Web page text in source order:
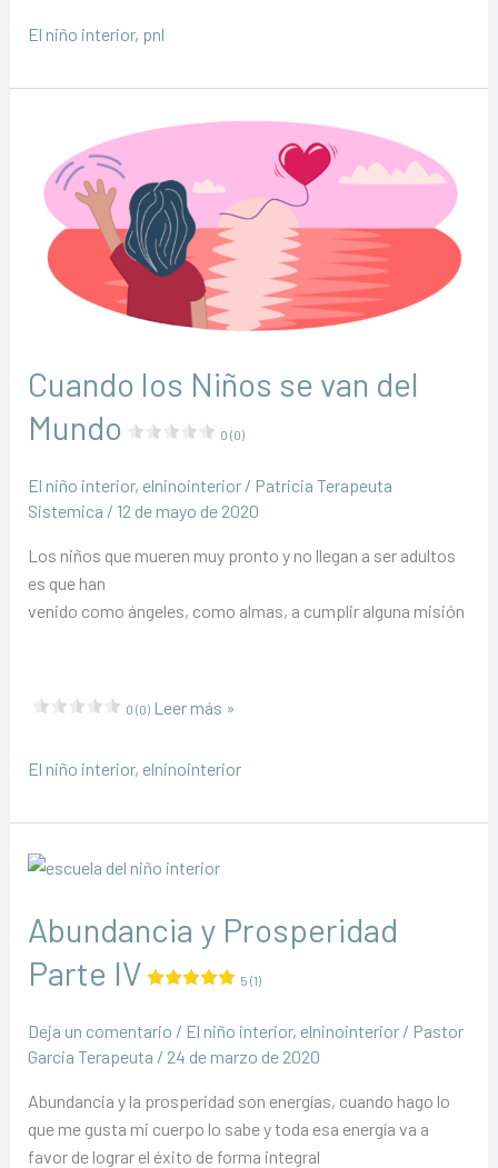
emociones?
El niño interior, pnl
Cuando los Niños se van del
Mundo
0 (0)
El niño interior, elninointerior/ Patricia Terapeuta
Sistemica / 12 de mayo de 2020
Los niños que mueren muy pronto y no llegan a ser adultos
es que han
venido como ángeles, como almas, a cumplir alguna misión
los
se
del
Mundo
0 (0)Leer más »
El niño interior, elninointerior
Abundancia y Prosperidad
Parte IV
5 (1)
Deja un comentario / El niño interior, elninointerior/ Pastor
Garcia Terapeuta / 24 de marzo de 2020
Abundancia y la prosperidad son energías, cuando hago lo
que me gusta mi cuerpo lo sabe y toda esa energía va a
favor de lograr el éxito de forma integral